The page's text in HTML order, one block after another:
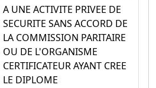
A UNE ACTIVITE PRIVEE DE
SECURITE SANS ACCORD DE
LA COMMISSION PARITAIRE
OU DE L'ORGANISME
CERTIFICATEUR AYANT CREE
LE DIPLOME